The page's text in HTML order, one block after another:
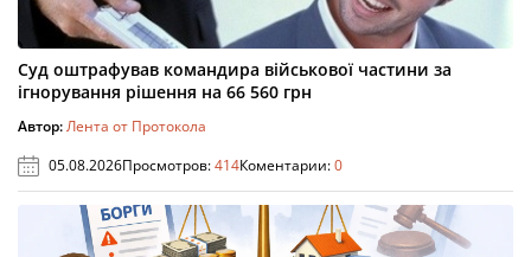
Суд оштрафував командира військової частини за
ігнорування рішення на 66 560 грн
Автор:Лента от Протокола
05.08.2026Просмотров:414Коментарии:0